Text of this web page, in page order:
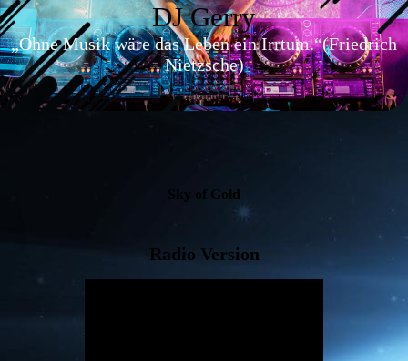
DJ Gerry
„Ohne Musik wäre das Leben ein Irrtum.“(Friedrich
Nietzsche)
Sky of Gold
Radio Version